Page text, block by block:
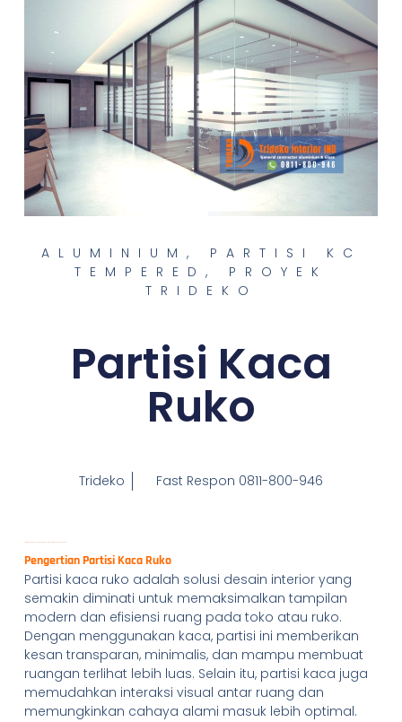
ALUMINIUM , PARTISI KC
TEMPERED , PROYEK
TRIDEKO
Partisi Kaca
Ruko
Trideko Fast Respon 0811-800-946
Pengertian Partisi Kaca Ruko
Partisi kaca ruko adalah solusi desain interior yang
semakin diminati untuk memaksimalkan tampilan
modern dan efisiensi ruang pada toko atau ruko.
Dengan menggunakan kaca, partisi ini memberikan
kesan transparan, minimalis, dan mampu membuat
ruangan terlihat lebih luas. Selain itu, partisi kaca juga
memudahkan interaksi visual antar ruang dan
memungkinkan cahaya alami masuk lebih optimal.